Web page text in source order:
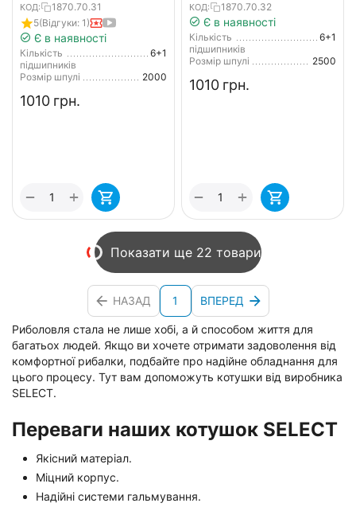
КОД:
1870.70.31
5(Відгуки: 1)
Є в наявності
Кількість
підшипників
6+1
Розмір шпулі
2000
‍1010‍ грн.
+
−
КОД: 1870.70.32
Є в наявності
Кількість
підшипників
6+1
Розмір шпулі
2500
‍1010‍ грн.
+
−
Показати ще 22 товари
НАЗАД 1 ВПЕРЕД
Риболовля стала не лише хобі, а й способом життя для
багатьох людей. Якщо ви хочете отримати задоволення від
комфортної рибалки, подбайте про надійне обладнання для
цього процесу. Тут вам допоможуть котушки від виробника
SELECT.
Переваги наших котушок SELECT
Якісний матеріал.
Міцний корпус.
Надійні системи гальмування.